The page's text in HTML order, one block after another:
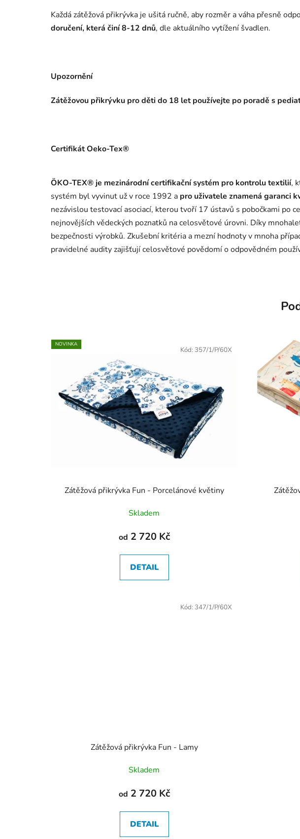
Každá zátěžová přikrývka je ušitá ručně, aby rozměr a váha přesně
doručení, která činí 8-12 dnů, dle aktuálního vytížení švadlen.
Upozornění
Zátěžovou přikrývku pro děti do 18 let používejte po poradě s
Certifikát Oeko-Tex®
ÖKO-TEX® je mezinárodní certifikační systém pro kontrolu textilií,
systém byl vyvinut už v roce 1992 a pro uživatele znamená garanci
nezávislou testovací asociací, kterou tvoří 17 ústavů s pobočkami po
nejnovějších vědeckých poznatků na celosvětové úrovni. Díky
bezpečnosti výrobků. Zkušební kritéria a mezní hodnoty v mnoha
pravidelné audity zajišťují celosvětové povědomí o odpovědném
NOVINKA
Zátěžová přikrývka Fun - Porcelánové květiny
Skladem
od 2 720 Kč
DETAIL
Kód: 357/1/P/60X
Zátěžová přikrývka Fun - Lamy
Skladem
od 2 720 Kč
DETAIL
Kód: 347/1/P/60X